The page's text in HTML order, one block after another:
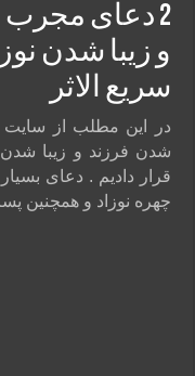
دعای ایجاد عشق و محبت
ختم آیات ۲ و ۳ سوره طلاق برای افزایش رزق و روزی | روش ختم، متن آیات و فضیلت
آیات قرآنی برای استجابت
قویترین ذکر استجابت دعا و
2 دعای
سریع الاثر
قرار دادیم . دعای
چهره نوزاد و همچنین